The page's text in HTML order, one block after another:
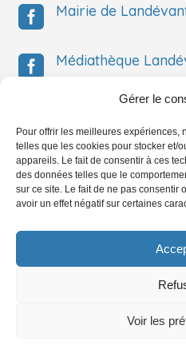
Gérer le
Pour offrir les meilleures expériences,
telles que les cookies pour stocker et/
appareils. Le fait de consentir à ces
des données telles que le
sur ce site. Le fait de ne pas consentir
avoir un effet négatif sur certaines
Voir les
 Mairie de
 Médiathèque
 Service Jeunesse
 Service Jeunesse
Mentions légales